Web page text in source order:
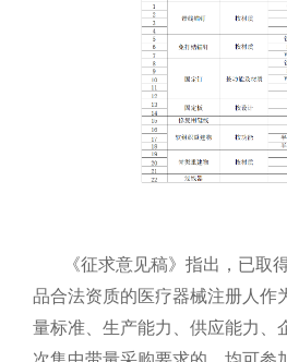
《征求意见稿》指出，已取
品合法资质的医疗器械注册人作
量标准、生产能力、供应能力、